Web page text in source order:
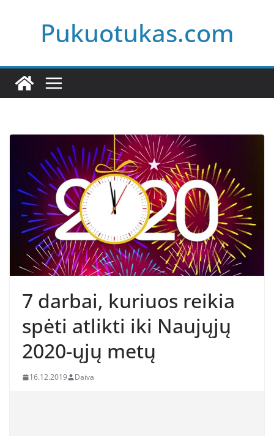
Pukuotukas.com
7 darbai, kuriuos reikia
spėti atlikti iki Naujųjų
2020-ųjų metų
16.12.2019 Daiva